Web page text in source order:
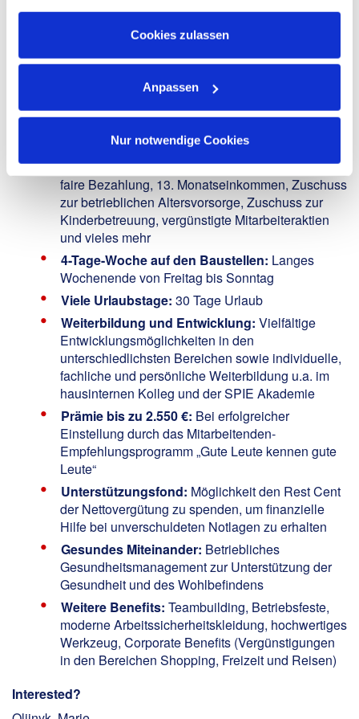
Informationen zu Cookies finden Sie in unseren
Datenschutzhinweisen.
Cookies zulassen
Anpassen
Nur notwendige Cookies
Selbstständige, verantwortungsbewusste
Arbeitsweise
We Offer:
Sichere Zukunft:Unbefristete Anstellung in
einem familienfreundlichen, krisensicheren und
starken Unternehmensgruppe
Attraktives Gehalt:Eine leistungsbezogene und
faire Bezahlung, 13. Monatseinkommen, Zuschuss
zur betrieblichen Altersvorsorge, Zuschuss zur
Kinderbetreuung, vergünstigte Mitarbeiteraktien
und vieles mehr
4-Tage-Woche auf den Baustellen: Langes
Wochenende von Freitag bis Sonntag
Viele Urlaubstage: 30 Tage Urlaub
Weiterbildung und Entwicklung: Vielfältige
Entwicklungsmöglichkeiten in den
unterschiedlichsten Bereichen sowie individuelle,
fachliche und persönliche Weiterbildung u.a. im
hausinternen Kolleg und der SPIE Akademie
Prämie bis zu 2.550 €: Bei erfolgreicher
Einstellung durch das Mitarbeitenden-
Empfehlungsprogramm „Gute Leute kennen gute
Leute“
Unterstützungsfond: Möglichkeit den Rest Cent
der Nettovergütung zu spenden, um finanzielle
Hilfe bei unverschuldeten Notlagen zu erhalten
Gesundes Miteinander: Betriebliches
Gesundheitsmanagement zur Unterstützung der
Gesundheit und des Wohlbefindens
Weitere Benefits: Teambuilding, Betriebsfeste,
moderne Arbeitssicherheitskleidung, hochwertiges
Werkzeug, Corporate Benefits (Vergünstigungen
in den Bereichen Shopping, Freizeit und Reisen)
Interested?